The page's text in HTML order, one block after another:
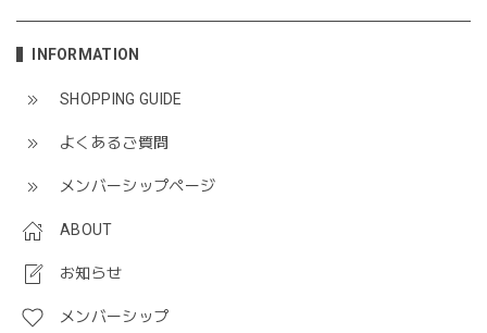
INFORMATION
SHOPPING GUIDE
よくあるご質問
メンバーシップページ
ABOUT
お知らせ
メンバーシップ